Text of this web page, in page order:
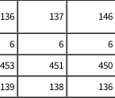
136 137 146
6 6 6
453 451 450
139 138 136